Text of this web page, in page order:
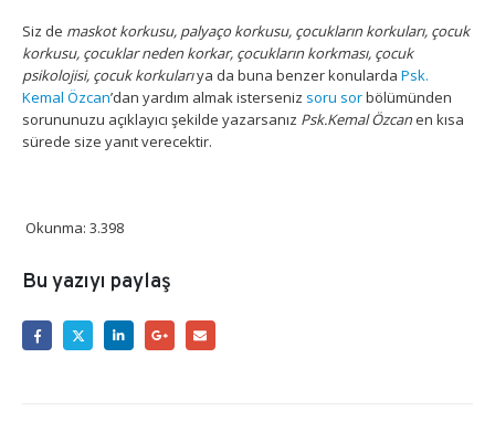
Siz de maskot korkusu, palyaço korkusu, çocukların korkuları, çocuk
korkusu, çocuklar neden korkar, çocukların korkması, çocuk
psikolojisi, çocuk korkularıya da buna benzer konularda Psk.
Kemal Özcan’dan yardım almak isterseniz soru sorbölümünden
sorununuzu açıklayıcı şekilde yazarsanız Psk.Kemal Özcanen kısa
sürede size yanıt verecektir.
Okunma: 3.398
Bu yazıyı paylaş